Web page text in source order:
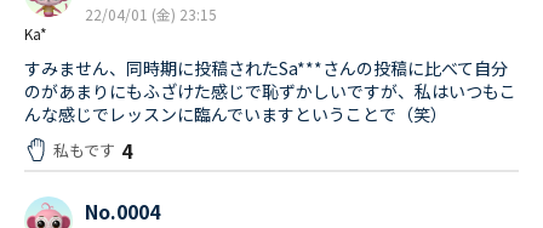
Ka*
22/04/01 (金) 23:15
すみません、同時期に投稿されたSa***さんの投稿に比べて自分
のがあまりにもふざけた感じで恥ずかしいですが、私はいつもこ
んな感じでレッスンに臨んでいますということで（笑）
私もです 4
No.0004